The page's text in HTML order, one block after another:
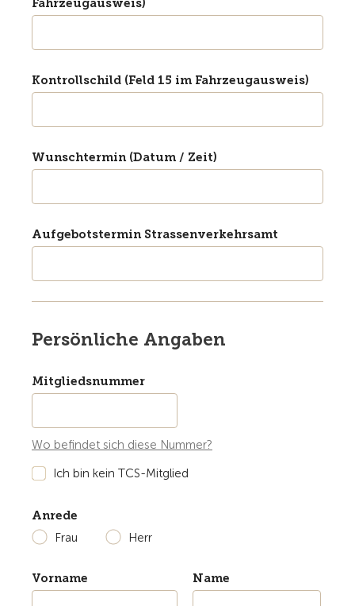
Fahrzeugausweis)
Kontrollschild (Feld 15 im Fahrzeugausweis)
Wunschtermin (Datum / Zeit)
Aufgebotstermin Strassenverkehrsamt
Persönliche Angaben
Mitgliedsnummer
Wo befindet sich diese Nummer?
Ich bin kein TCS-Mitglied
Anrede
Frau
Herr
Vorname Name